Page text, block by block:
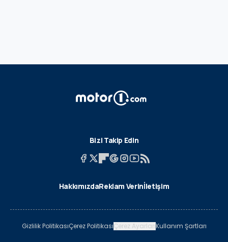
Bizi Takip Edin
HakkımızdaReklam Verinİletişim
Gizlilik PolitikasıÇerez PolitikasıÇerez AyarlarıKullanım Şartları